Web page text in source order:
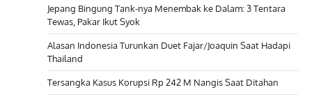
Jepang Bingung Tank-nya Menembak ke Dalam: 3 Tentara
Tewas, Pakar Ikut Syok
Alasan Indonesia Turunkan Duet Fajar/Joaquin Saat Hadapi
Thailand
Tersangka Kasus Korupsi Rp 242 M Nangis Saat Ditahan